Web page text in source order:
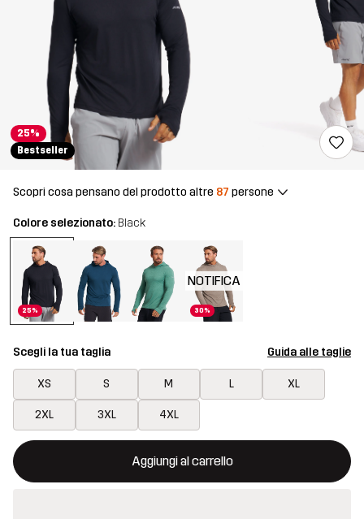
25%
Bestseller
Scopri cosa pensano del prodotto altre 87 persone
Colore selezionato: Black
25% 30%
NOTIFICA
Scegli la tua taglia Guida alle taglie
XS S M L XL
2XL 3XL 4XL
Aggiungi al carrello
Questo tasto aprirà una finestra modale per confermare un
{{size}} non disponibile